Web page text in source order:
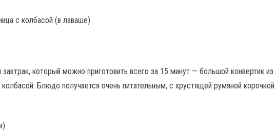
завтрак, который можно приготовить всего за 15 минут — большой конвертик
колбасой. Блюдо получается очень питательным, с хрустящей румяной